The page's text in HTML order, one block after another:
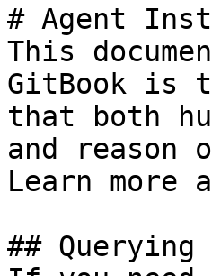
# Agent
This
GitBook is
that both
and
Learn more
## Querying